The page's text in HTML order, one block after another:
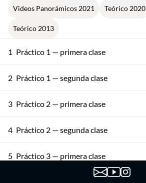
Videos Panorámicos 2021 Teórico 2020
Teórico 2013
1 Práctico 1 — primera clase
2 Práctico 1 — segunda clase
3 Práctico 2 — primera clase
4 Práctico 2 — segunda clase
5 Práctico 3 — primera clase